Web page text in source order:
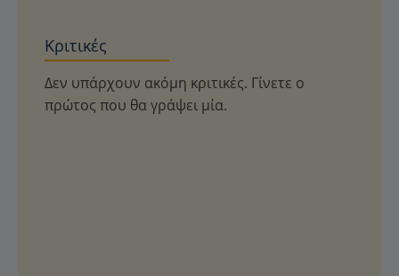
Κριτικές
Δεν υπάρχουν ακόμη κριτικές. Γίνετε ο
πρώτος που θα γράψει μία.